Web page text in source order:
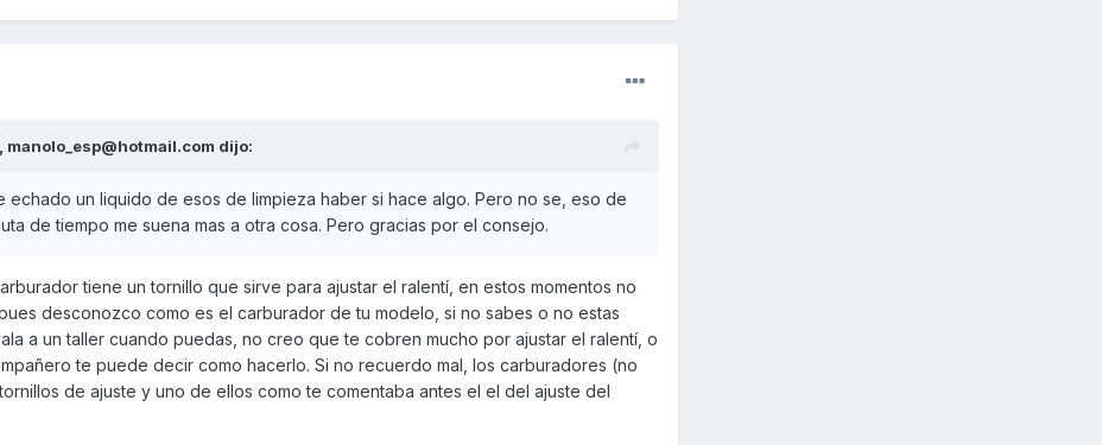
manolo_esp@hotmail.com dijo:
echado un liquido de esos de limpieza haber si hace algo. Pero no se, eso de
de tiempo me suena mas a otra cosa. Pero gracias por el consejo.
tiene un tornillo que sirve para ajustar el ralentí, en estos momentos no
desconozco como es el carburador de tu modelo, si no sabes o no estas
a un taller cuando puedas, no creo que te cobren mucho por ajustar el ralentí, o
te puede decir como hacerlo. Si no recuerdo mal, los carburadores (no
de ajuste y uno de ellos como te comentaba antes el el del ajuste del